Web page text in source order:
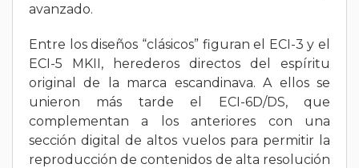
avanzado.
Entre los diseños “clásicos” figuran el ECI-3 y el
ECI-5 MKII, herederos directos del espíritu
original de la marca escandinava. A ellos se
unieron más tarde el ECI-6D/DS, que
complementan a los anteriores con una
sección digital de altos vuelos para permitir la
reproducción de contenidos de alta resolución